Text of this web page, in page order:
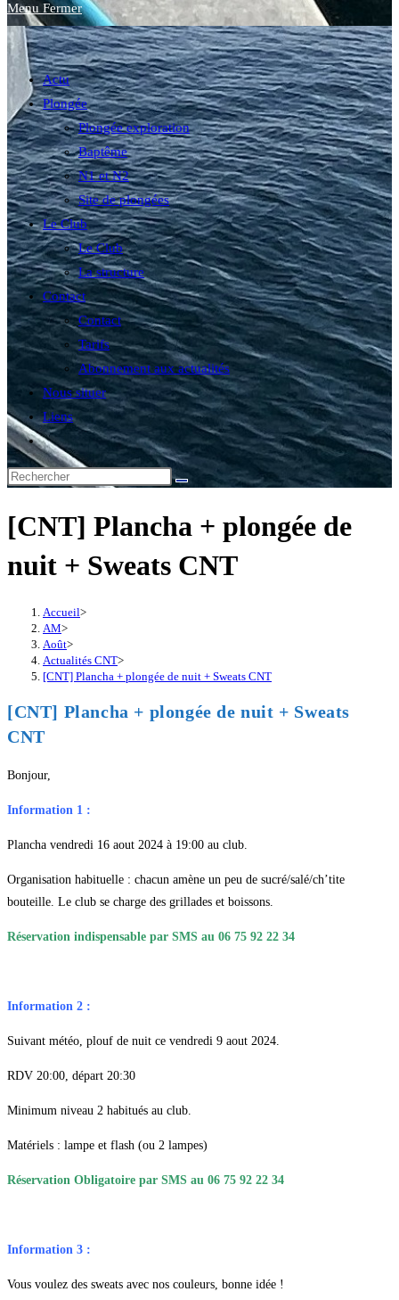
search
Menu Fermer
Actu
Plongée
Plongée exploration
Baptême
N1 et N2
Site de plongées
Le Club
Le Club
La structure
Contact
Contact
Tarifs
Abonnement aux actualités
Nous situer
Liens
Toggle
website
search
[CNT] Plancha + plongée de
nuit + Sweats CNT
Accueil>
AM>
Août>
Actualités CNT>
[CNT] Plancha + plongée de nuit + Sweats CNT
[CNT] Plancha + plongée de nuit + Sweats
CNT
Bonjour,
Information 1 :
Plancha vendredi 16 aout 2024 à 19:00 au club.
Organisation habituelle : chacun amène un peu de sucré/salé/ch’tite
bouteille. Le club se charge des grillades et boissons.
Réservation indispensable par SMS au 06 75 92 22 34
Information 2 :
Suivant météo, plouf de nuit ce vendredi 9 aout 2024.
RDV 20:00, départ 20:30
Minimum niveau 2 habitués au club.
Matériels : lampe et flash (ou 2 lampes)
Réservation Obligatoire par SMS au 06 75 92 22 34
Information 3 :
Vous voulez des sweats avec nos couleurs, bonne idée !